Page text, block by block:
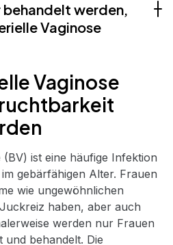
behandelt werden,
Vaginose
Vaginose
(BV) ist eine häufige Infektion
gebärfähigen Alter. Frauen
wie ungewöhnlichen
haben, aber auch
werden nur Frauen
und behandelt. Die